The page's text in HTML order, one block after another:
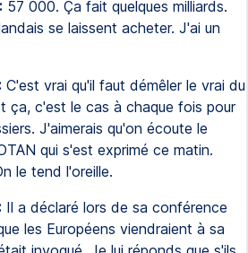
57 000. Ça fait quelques milliards.
se laissent acheter. J'ai un
C'est vrai qu'il faut démêler le vrai du
ça, c'est le cas à chaque fois pour
J'aimerais qu'on écoute le
qui s'est exprimé ce matin.
le tend l'oreille.
Il a déclaré lors de sa conférence
les Européens viendraient à sa